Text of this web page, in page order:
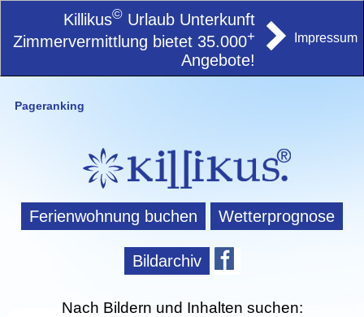
Killikus© Urlaub Unterkunft
Zimmervermittlung bietet 35.000+
Angebote!
Impressum
Pageranking
Ferienwohnung buchen Wetterprognose
Bildarchiv
Nach Bildern und Inhalten suchen: